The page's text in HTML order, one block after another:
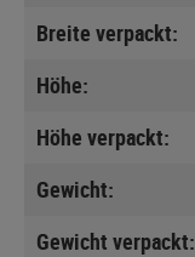
Breite verpackt:
Höhe:
Höhe verpackt:
Gewicht:
Gewicht verpackt: